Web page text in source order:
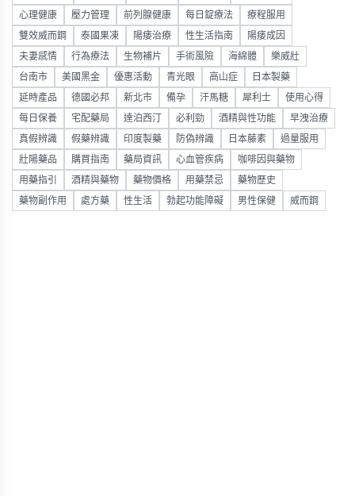
心理健康 壓力管理 前列腺健康 每日錠療法 療程服用
雙效威而鋼 泰國果凍 陽痿治療 性生活指南 陽痿成因
夫妻感情 行為療法 生物補片 手術風險 海綿體 樂威壯
台南市 美國黑金 優惠活動 青光眼 高山症 日本製藥
延時產品 德國必邦 新北市 備孕 汗馬糖 犀利士 使用心得
每日保養 宅配藥局 達泊西汀 必利勁 酒精與性功能 早洩治療
真假辨識 假藥辨識 印度製藥 防偽辨識 日本藤素 過量服用
壯陽藥品 購買指南 藥局資訊 心血管疾病 咖啡因與藥物
用藥指引 酒精與藥物 藥物價格 用藥禁忌 藥物歷史
藥物副作用 處方藥 性生活 勃起功能障礙 男性保健 威而鋼